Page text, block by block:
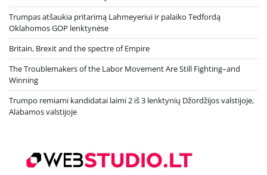
Trumpas atšaukia pritarimą Lahmeyeriui ir palaiko Tedfordą
Oklahomos GOP lenktynėse
Britain, Brexit and the spectre of Empire
The Troublemakers of the Labor Movement Are Still Fighting–and
Winning
Trumpo remiami kandidatai laimi 2 iš 3 lenktynių Džordžijos valstijoje,
Alabamos valstijoje